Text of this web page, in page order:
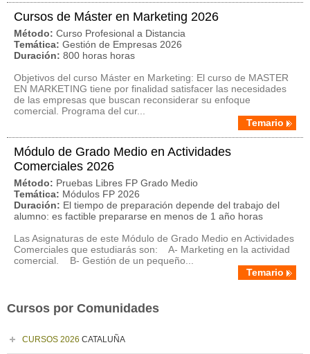
Cursos de Máster en Marketing 2026
Método: Curso Profesional a Distancia
Temática: Gestión de Empresas 2026
Duración: 800 horas horas
Objetivos del curso Máster en Marketing: El curso de MASTER
EN MARKETING tiene por finalidad satisfacer las necesidades
de las empresas que buscan reconsiderar su enfoque
comercial. Programa del cur...
Temario
Módulo de Grado Medio en Actividades
Comerciales 2026
Método: Pruebas Libres FP Grado Medio
Temática: Módulos FP 2026
Duración: El tiempo de preparación depende del trabajo del
alumno: es factible prepararse en menos de 1 año horas
Las Asignaturas de este Módulo de Grado Medio en Actividades
Comerciales que estudiarás son: A- Marketing en la actividad
comercial. B- Gestión de un pequeño...
Temario
Cursos por Comunidades
CURSOS 2026 CATALUÑA